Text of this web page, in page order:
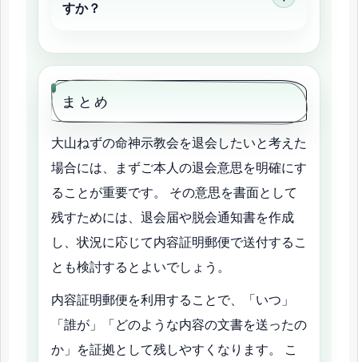
すか？
まとめ
大山ねずの命神示教会を退会したいと考えた
場合には、まずご本人の退会意思を明確にす
ることが重要です。 その意思を書面として
残すためには、退会届や脱会通知書を作成
し、状況に応じて内容証明郵便で送付するこ
とも検討するとよいでしょう。
内容証明郵便を利用することで、「いつ」
「誰が」「どのような内容の文書を送ったの
か」を証拠として残しやすくなります。 こ